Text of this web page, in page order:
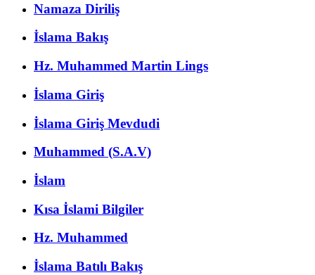
Namaza Diriliş
İslama Bakış
Hz. Muhammed Martin Lings
İslama Giriş
İslama Giriş Mevdudi
Muhammed (S.A.V)
İslam
Kısa İslami Bilgiler
Hz. Muhammed
İslama Batılı Bakış